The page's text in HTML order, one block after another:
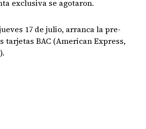
exclusiva se agotaron.
17 de julio, arranca la pre-
tarjetas BAC (American Express,